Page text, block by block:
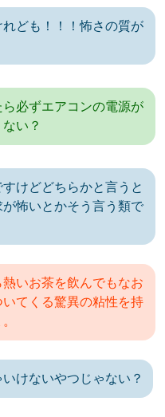
ども！！！怖さの質が
必ずエアコンの電源が
い？
けどどちらかと言うと
怖いとかそう言う類で
いお茶を飲んでもなお
てくる驚異の粘性を持
けないやつじゃない？